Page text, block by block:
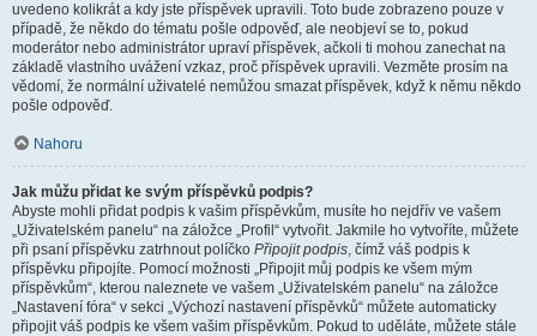
uvedeno kolikrát a kdy jste příspěvek upravili. Toto bude zobrazeno pouze v
případě, že někdo do tématu pošle odpověď, ale neobjeví se to, pokud
moderátor nebo administrátor upraví příspěvek, ačkoli ti mohou zanechat na
základě vlastního uvážení vzkaz, proč příspěvek upravili. Vezměte prosím na
vědomí, že normální uživatelé nemůžou smazat příspěvek, když k němu někdo
pošle odpověď.
Nahoru
Jak můžu přidat ke svým příspěvků podpis?
Abyste mohli přidat podpis k vašim příspěvkům, musíte ho nejdřív ve vašem
„Uživatelském panelu“ na záložce „Profil“ vytvořit. Jakmile ho vytvoříte, můžete
při psaní příspěvku zatrhnout políčko Připojit podpis, čímž váš podpis k
příspěvku připojíte. Pomocí možnosti „Připojit můj podpis ke všem mým
příspěvkům“, kterou naleznete ve vašem „Uživatelském panelu“ na záložce
„Nastavení fóra“ v sekci „Výchozí nastavení příspěvků“ můžete automaticky
připojit váš podpis ke všem vašim příspěvkům. Pokud to uděláte, můžete stále